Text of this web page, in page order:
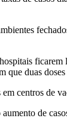
que duas
centros de
de